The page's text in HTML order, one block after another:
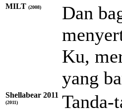
MILT (2008)
Dan
Ku,
yang
Shellabear 2011
(2011)
Tanda-